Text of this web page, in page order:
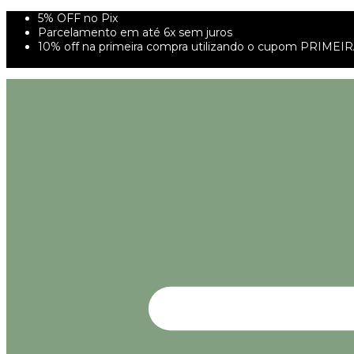
5% OFF no Pix
Parcelamento em até 6x sem juros
10% off na primeira compra utilizando o cupom